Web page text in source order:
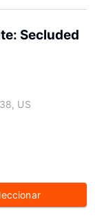
Secluded
US